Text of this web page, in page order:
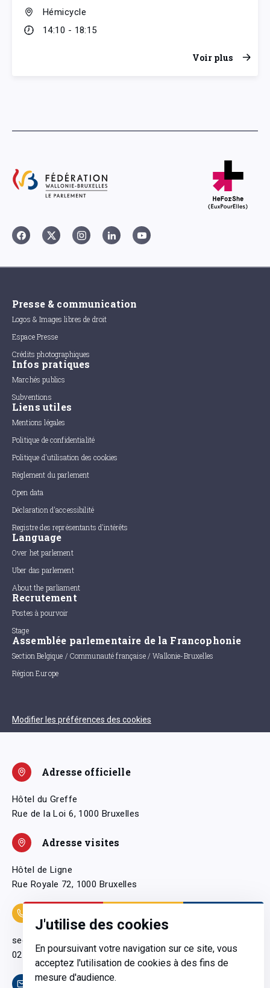
J'utilise des cookies
En poursuivant votre navigation sur ce site, vous
acceptez l'utilisation de cookies à des fins de
mesure d'audience.
Hémicycle
14:10 - 18:15
Voir plus
Presse & communication
Logos & Images libres de droit
Espace Presse
Crédits photographiques
Infos pratiques
Marchés publics
Subventions
Liens utiles
Mentions légales
Politique de confidentialité
Politique d'utilisation des cookies
Règlement du parlement
Open data
Déclaration d'accessibilité
Registre des représentants d'intérêts
Language
Over het parlement
Uber das parlement
About the parliament
Recrutement
Postes à pourvoir
Stage
Assemblée parlementaire de la Francophonie
Section Belgique / Communauté française / Wallonie-Bruxelles
Région Europe
Modifier les préférences des cookies
Adresse officielle
Hôtel du Greffe
Rue de la Loi 6, 1000 Bruxelles
Adresse visites
Hôtel de Ligne
Rue Royale 72, 1000 Bruxelles
secretariatgeneral@pfwb.be
02 506 38 11
Contact